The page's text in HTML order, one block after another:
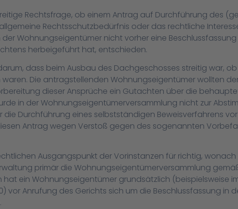
Rechtsfrage, ob einem Antrag auf Durchführung des
Rechtsschutzbedürfnis oder das rechtliche
der Wohnungseigentümer nicht vorher eine
herbeigeführt hat, entschieden.
dass beim Ausbau des Dachgeschosses streitig war,
Die antragstellenden Wohnungseigentümer wollten
dieser Ansprüche ein Gutachten über die
in der Wohnungseigentümerversammlung nicht zur
Durchführung eines selbstständigen Beweisverfahrens
Antrag wegen Verstoß gegen des sogenannten
Ausgangspunkt der Vorinstanzen für richtig,
primär die Wohnungseigentümerversammlung gemäß
hat ein Wohnungseigentümer grundsätzlich (beispielsweise
vor Anrufung des Gerichts sich um die Beschlussfassung in